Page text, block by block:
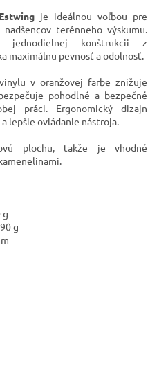
je ideálnou voľbou pre
terénneho výskumu.
jednodielnej konštrukcii z
maximálnu pevnosť a odolnosť.
v oranžovej farbe znižuje
pohodlné a bezpečné
práci. Ergonomický dizajn
lepšie ovládanie nástroja.
plochu, takže je vhodné
g
g